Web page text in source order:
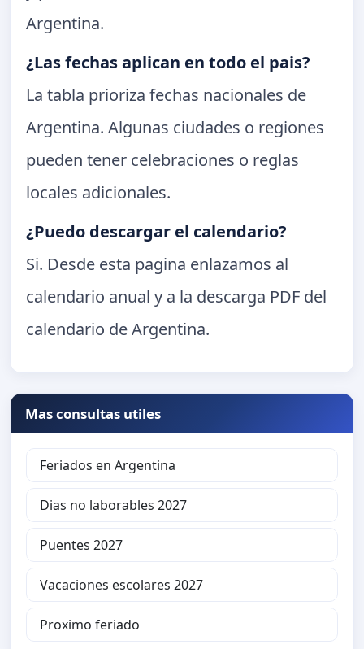
Argentina.
¿Las fechas aplican en todo el pais?
La tabla prioriza fechas nacionales de
Argentina. Algunas ciudades o regiones
pueden tener celebraciones o reglas
locales adicionales.
¿Puedo descargar el calendario?
Si. Desde esta pagina enlazamos al
calendario anual y a la descarga PDF del
calendario de Argentina.
Mas consultas utiles
Feriados en Argentina
Dias no laborables 2027
Puentes 2027
Vacaciones escolares 2027
Proximo feriado